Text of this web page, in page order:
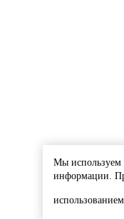
Мы используем
информации.